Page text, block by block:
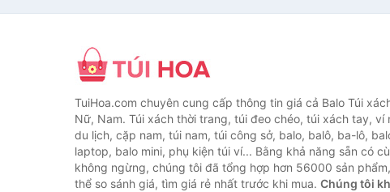
TuiHoa.com chuyên cung cấp thông tin giá cả Balo Túi
Nữ, Nam. Túi xách thời trang, túi đeo chéo, túi xách tay, ví
du lịch, cặp nam, túi nam, túi công sở, balo, balô, ba-lô,
laptop, balo mini, phụ kiện túi ví... Bằng khả năng sẵn có
không ngừng, chúng tôi đã tổng hợp hơn 56000 sản
thể so sánh giá, tìm giá rẻ nhất trước khi mua. Chúng tôi